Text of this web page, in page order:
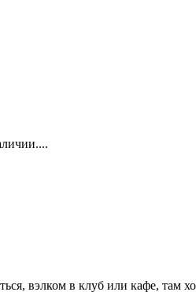
вэлком в клуб или кафе, там